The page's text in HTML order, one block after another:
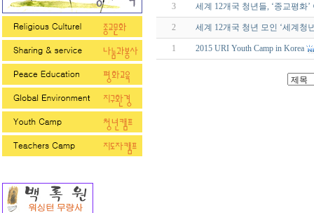
3 세계 12개국 청년들, ‘종교평화’
2 세계 12개국 청년 모인 ‘세계청
1 2015 URI Youth Camp in Korea